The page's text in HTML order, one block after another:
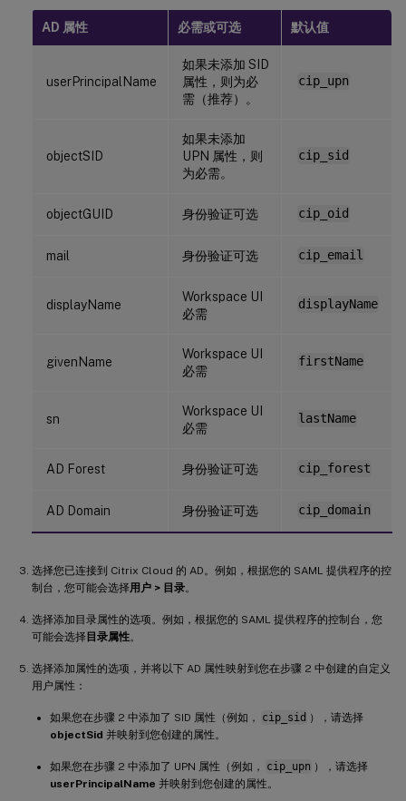
AD 属性 必需或可选 默认值
userPrincipalName
如果未添加 SID
属性，则为必
需（推荐）。
cip_upn
objectSID
如果未添加
UPN 属性，则
为必需。
cip_sid
objectGUID 身份验证可选 cip_oid
mail 身份验证可选 cip_email
displayName
Workspace UI
必需
displayName
givenName
Workspace UI
必需
firstName
sn
Workspace UI
必需
lastName
AD Forest 身份验证可选 cip_forest
AD Domain 身份验证可选 cip_domain
选择您已连接到 Citrix Cloud 的 AD。例如，根据您的 SAML 提供程序的控
制台，您可能会选择用户 > 目录。
选择添加目录属性的选项。例如，根据您的 SAML 提供程序的控制台，您
可能会选择目录属性。
选择添加属性的选项，并将以下 AD 属性映射到您在步骤 2 中创建的自定义
用户属性：
如果您在步骤 2 中添加了 SID 属性（例如， cip_sid ），请选择
objectSid 并映射到您创建的属性。
如果您在步骤 2 中添加了 UPN 属性（例如， cip_upn ），请选择
userPrincipalName 并映射到您创建的属性。